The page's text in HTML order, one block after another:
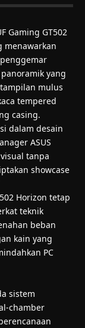
Gaming GT502
menawarkan
yang
mulus
tempered
casing.
dalam desain
ASUS
tanpa
showcase
Horizon tetap
teknik
beban
kain yang
PC
sistem
chamber